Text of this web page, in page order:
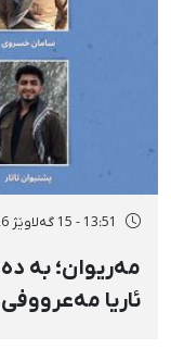
13:51 - 15 گەلاوێژ 2726
مەریوان؛ بە
ئاریا